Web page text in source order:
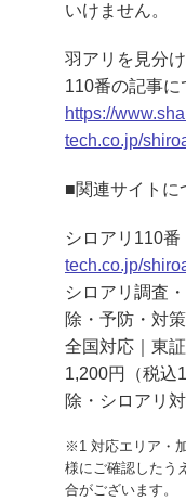
いけません。
羽アリを見分
110番の記事に
https://
tech.co.jp/
■関連サイトに
シロアリ110番
tech.co.jp/
シロアリ調査
除・予防・対
全国対応｜東
1,200円（税込
除・シロアリ
※1 対応エリア・
様にご確認したう
合がございます。